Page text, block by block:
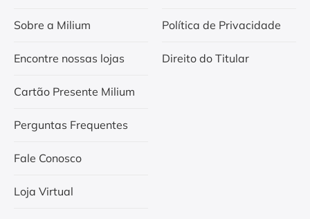
Sobre a Milium
Encontre nossas lojas
Cartão Presente Milium
Perguntas Frequentes
Fale Conosco
Loja Virtual
Política de Privacidade
Direito do Titular